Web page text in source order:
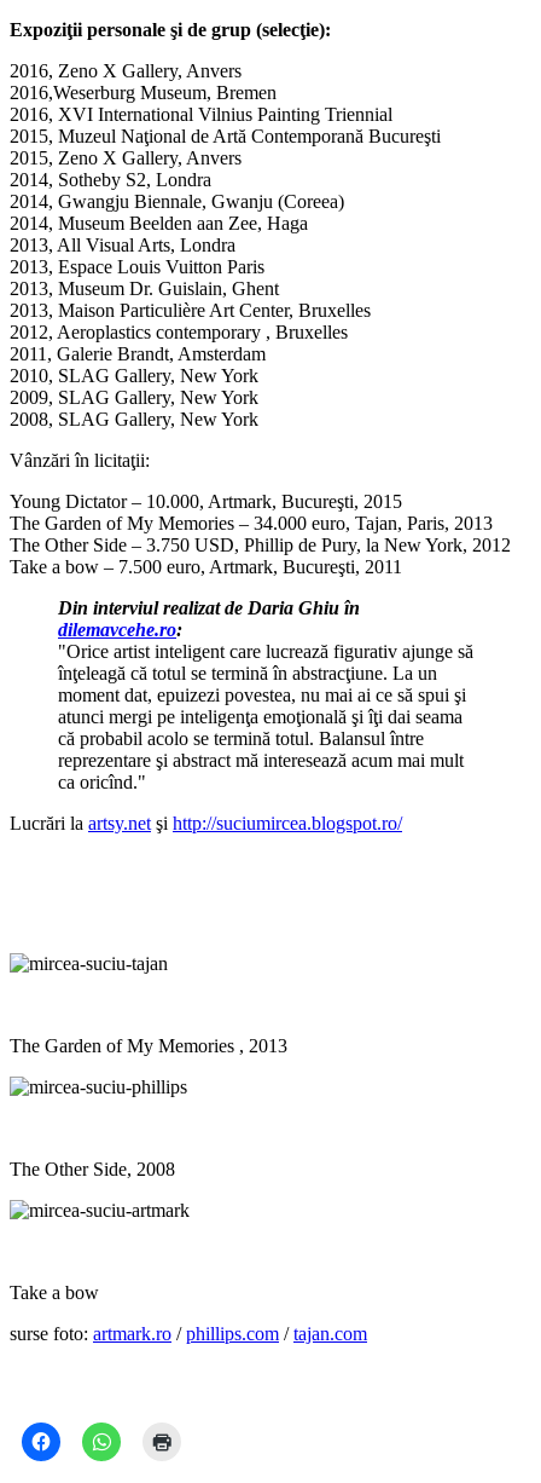
Expoziţii personale şi de grup (selecţie):
2016, Zeno X Gallery, Anvers
2016,Weserburg Museum, Bremen
2016, XVI International Vilnius Painting Triennial
2015, Muzeul Naţional de Artă Contemporană Bucureşti
2015, Zeno X Gallery, Anvers
2014, Sotheby S2, Londra
2014, Gwangju Biennale, Gwanju (Coreea)
2014, Museum Beelden aan Zee, Haga
2013, All Visual Arts, Londra
2013, Espace Louis Vuitton Paris
2013, Museum Dr. Guislain, Ghent
2013, Maison Particulière Art Center, Bruxelles
2012, Aeroplastics contemporary , Bruxelles
2011, Galerie Brandt, Amsterdam
2010, SLAG Gallery, New York
2009, SLAG Gallery, New York
2008, SLAG Gallery, New York
Vânzări în licitaţii:
Young Dictator – 10.000, Artmark, Bucureşti, 2015
The Garden of My Memories – 34.000 euro, Tajan, Paris, 2013
The Other Side – 3.750 USD, Phillip de Pury, la New York, 2012
Take a bow – 7.500 euro, Artmark, Bucureşti, 2011
Din interviul realizat de Daria Ghiu în
dilemavcehe.ro:
"Orice artist inteligent care lucrează figurativ ajunge să
înţeleagă că totul se termină în abstracţiune. La un
moment dat, epuizezi povestea, nu mai ai ce să spui şi
atunci mergi pe inteligenţa emoţională şi îţi dai seama
că probabil acolo se termină totul. Balansul între
reprezentare şi abstract mă interesează acum mai mult
ca oricînd."
Lucrări la artsy.net şi http://suciumircea.blogspot.ro/
The Garden of My Memories , 2013
The Other Side, 2008
Take a bow
surse foto: artmark.ro /phillips.com /tajan.com